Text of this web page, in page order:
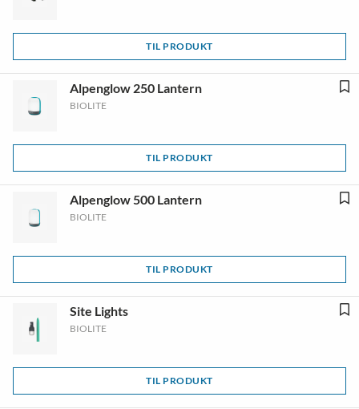
TIL PRODUKT
Alpenglow 250 Lantern
BIOLITE
TIL PRODUKT
Alpenglow 500 Lantern
BIOLITE
TIL PRODUKT
Site Lights
BIOLITE
TIL PRODUKT